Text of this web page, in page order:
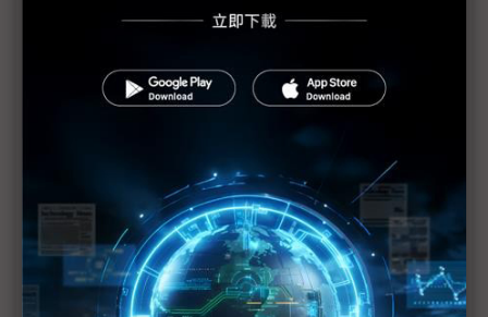
評析：美國「創世紀任務」AI科研戰略對台灣供應鏈
InP基板荒恐成AI傳輸供應瓶頸 英特磊採雙策略提高
西方放慢腳步、中系奇襲突圍 全球汽車電動化2026
從激進轉向現實